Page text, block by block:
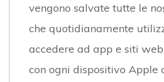
vengono salvate tutte le
che quotidianamente
accedere ad app e siti
con ogni dispositivo Apple